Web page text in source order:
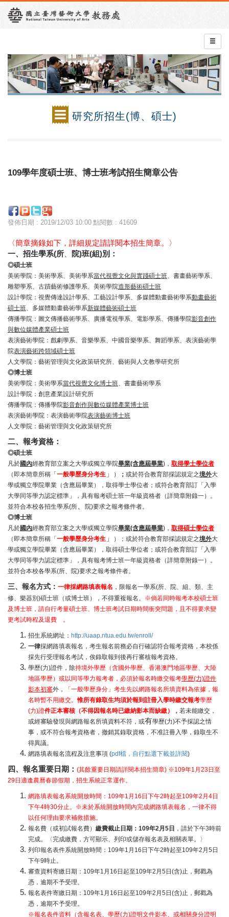
研究所招生(博、碩士)
109學年度碩士班、博士班考試招生簡章公告
發佈日期 : 2019/12/03 10:00 點閱數 : 41609
〈簡章摘錄如下，詳細規定請詳閱本招生簡章。〉
一、招生學系(所
院)班(組)別：
◎碩士班
美術學院：美術學系、美術學系當代視覺文化與實踐碩士班、書畫藝術學系、
雕塑學系、古蹟藝術修護學系、美術學院造形藝術碩士班
設計學院：視覺傳達設計學系、工藝設計學系、多媒體動畫藝術學系動畫藝術
碩士班、多媒體動畫藝術學系新媒體藝術碩士班
傳播學院：圖文傳播藝術學系、廣播電視學系、電影學系、傳播學院影音創作
與數位媒體產業碩士班
表演藝術學院：戲劇學系、音樂學系、中國音樂學系、舞蹈學系、表演藝術學
院表演藝術跨領域碩士班
人文學院：藝術管理與文化政策研究所、藝術與人文教學研究所
◎博士班
美術學院：美術學系當代視覺文化博士班、書畫藝術學系
設計學院：創意產業設計研究所
傳播學院：傳播學院影音創作與數位媒體產業博士班
表演藝術學院：表演藝術學院表演藝術博士班
人文學院：藝術管理與文化政策研究所
二、報考資格：
◎碩士班
凡於國內經教育部立案之大學或獨立學院畢業(含應屆畢業)， 取得學士學位者
（ 即本簡章所稱 「 一般學歷身分考生 」 ） ； 或於符合教育部採認規定之境外大
學或獨立學院畢業（含應屆畢業），取得學士學位者；或符合教育部訂「入學
大學同等學力認定標準」，具有報考碩士班一年級資格者（詳簡章附錄一）。
並符合本校各招生學系(所
院)要求之報考條件者。
◎博士班
凡於國內經教育部立案之大學或獨立學院畢業(含應屆畢業)， 取得碩士學位者
（ 即本簡章所稱 「 一般學歷身分考生 」 ）； 或於符合教育部採認規定之境外大
學或獨立學院畢業（含應屆畢業），取得碩士學位者；或符合教育部訂「入學
大學同等學力認定標準」，具有報考博士班一年級資格者（詳簡章附錄一）。
並符合本校各學系(所、院)要求之報考條件者。
三、報名方式： 一律採網路填表報名 ，限報名一學系(所、院、組、類、主
修、樂器別)碩士班（或博士班），不得重複報名。 ※倘若同時報考本校碩士班
及博士班，請自行考量碩士班、博士班考試日期時間衝突問題，且不得要求變
更考試時程及退費 。
招生系統網址： http://uaap.ntua.edu.tw/enroll/
一律採網路填表報名，考生報名前務必自行確認符合報考資格，本校係
採先行受理報名考試，俟錄取報到後再行審核報考資格。
學歷(力)證件，除持境外學歷（含國外學歷、香港澳門地區學歷、大陸
地區學歷）或以同等學力報考者，必須於報名時繳交報考學歷(力)證件
影本初審外，
「一般學歷身分」考生先以網路報名所填資料為依據，報
名時暫不用繳交。惟所有錄取生均須於報到註冊入學時繳交報考學歷
(力)證件正本審核（不得因報名時已繳納影本而缺繳）， 若未能繳交，
或經審驗發現與網路報名所填資料不符，或有學歷(力)不予採認之情
事，或不符合報考資格者，撤銷其錄取資格，不准註冊入學，錄取生不
得異議。
網路填表報名流程及注意事項 (pdf檔，自行點選下載並詳閱)
四、報名重要日期： (其餘重要日期請詳閱本招生簡章) ※109年1月23日至
29日適逢農曆春節假期，招生系統正常運作。
網路填表報名系統開放時間：109年1月16日下午2時起至109年2月4日
下午4時30分止。※未於系統開放時間內完成網路填表報名，一律不得
以任何理由要求補救措施。
報名費（或初試報名費） 繳費截止日期：109年2月5日 ，請於下午3時前
完成。〈完成繳費，方可顯示、列印或儲存報名表及相關表單。〉
列印報名表件系統開放時間：109年1月16日下午2時起至109年2月5日
下午9時止。
審查資料寄繳日期：109年1月16日起至109年2月5日(含)止，郵戳為
憑，逾期不予受理。
報名表件寄繳日期：109年1月16日起至109年2月5日(含)止，郵戳為
憑，逾期不予受理。
※報名表件資料（含報名表、學歷(力)證明文件影本、或相關身分證明